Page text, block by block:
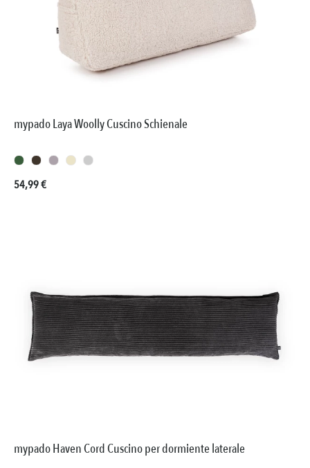
mypado Laya Woolly Cuscino Schienale
Prezzo normale:
54,99 €
mypado Haven Cord Cuscino per dormiente laterale